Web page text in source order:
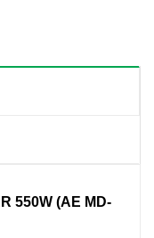
550W (AE MD-